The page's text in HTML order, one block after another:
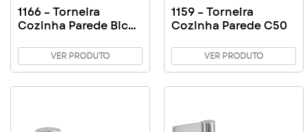
1166 – Torneira
Cozinha Parede Bica
VER PRODUTO
1159 – Torneira
Cozinha Parede C50
VER PRODUTO